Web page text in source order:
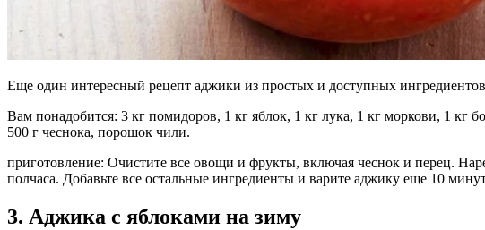
Еще один интересный рецепт аджики из простых и доступных
Вам понадобится: 3 кг помидоров, 1 кг яблок, 1 кг лука, 1 кг моркови, 1 кг
500 г чеснока, порошок чили.
приготовление: Очистите все овощи и фрукты, включая чеснок и перец.
полчаса. Добавьте все остальные ингредиенты и варите аджику еще 10
3. Аджика с яблоками на зиму